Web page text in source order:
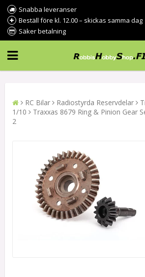
Snabba leveranser
Beställ före kl. 12.00 – skickas samma dag
Säker betalning
RC Bilar Radiostyrda Reservdelar
1/10
Traxxas 8679 Ring & Pinion Gear
2